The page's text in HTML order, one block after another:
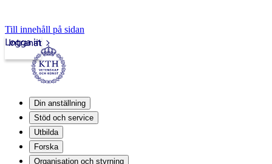
Till innehåll på sidan
Intranät
Logga in
Din anställning
Stöd och service
Utbilda
Forska
Organisation och styrning